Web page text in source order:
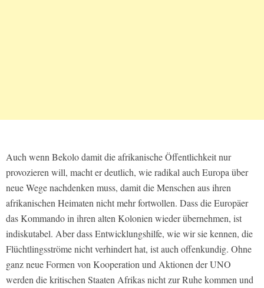
Auch wenn Bekolo damit die afrikanische Öffentlichkeit nur
provozieren will, macht er deutlich, wie radikal auch Europa über
neue Wege nachdenken muss, damit die Menschen aus ihren
afrikanischen Heimaten nicht mehr fortwollen. Dass die Europäer
das Kommando in ihren alten Kolonien wieder übernehmen, ist
indiskutabel. Aber dass Entwicklungshilfe, wie wir sie kennen, die
Flüchtlingsströme nicht verhindert hat, ist auch offenkundig. Ohne
ganz neue Formen von Kooperation und Aktionen der UNO
werden die kritischen Staaten Afrikas nicht zur Ruhe kommen und